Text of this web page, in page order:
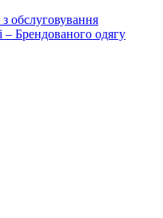
обслуговування
– Брендованого одягу